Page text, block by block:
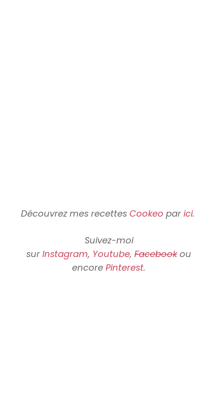
Découvrez mes recettes Cookeo par ici.
Suivez-moi
surInstagram, Youtube,Facebookou
encorePinterest.